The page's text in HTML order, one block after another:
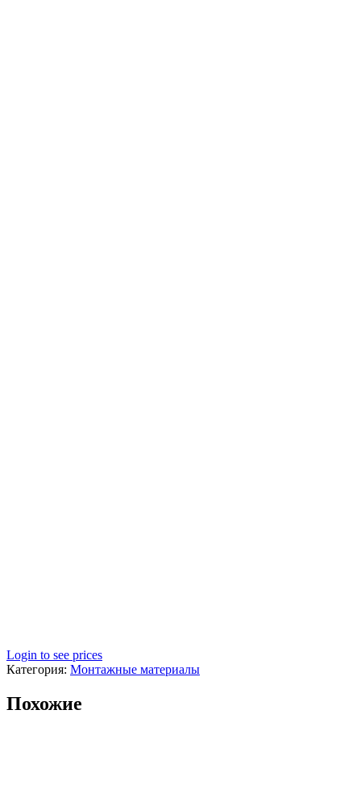
Login to see prices
Категория: Монтажные материалы
Похожие